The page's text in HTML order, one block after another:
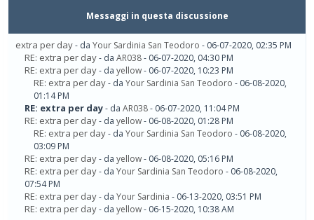
Messaggi in questa discussione
extra per day- da Your Sardinia San Teodoro - 06-07-2020, 02:35 PM
RE: extra per day- da AR038- 06-07-2020, 04:30 PM
RE: extra per day- da yellow- 06-07-2020, 10:23 PM
RE: extra per day- da Your Sardinia San Teodoro - 06-08-2020,
01:14 PM
RE: extra per day- da AR038- 06-07-2020, 11:04 PM
RE: extra per day- da yellow- 06-08-2020, 01:28 PM
RE: extra per day- da Your Sardinia San Teodoro - 06-08-2020,
03:09 PM
RE: extra per day- da yellow- 06-08-2020, 05:16 PM
RE: extra per day- da Your Sardinia San Teodoro - 06-08-2020,
07:54 PM
RE: extra per day- da Your Sardinia - 06-13-2020, 03:51 PM
RE: extra per day- da yellow- 06-15-2020, 10:38 AM